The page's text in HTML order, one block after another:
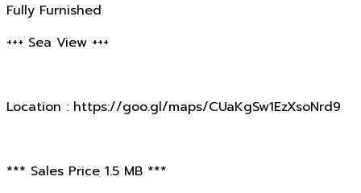
Fully Furnished
+++ Sea View +++
Location : https://goo.gl/maps/CUaKgSw1EzXsoNrd9
*** Sales Price 1.5 MB ***